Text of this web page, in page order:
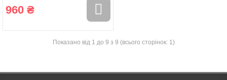
960 ₴
Показано від 1 до 9 з 9 (всього сторінок: 1)